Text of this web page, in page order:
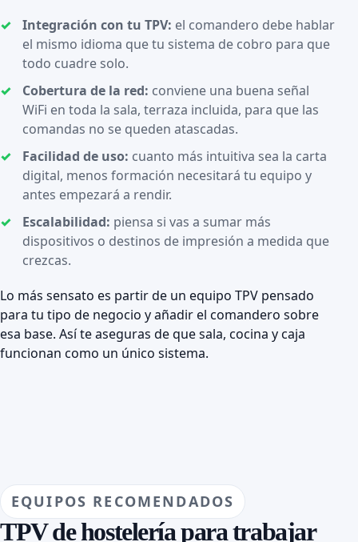
Integración con tu TPV: el comandero debe hablar
el mismo idioma que tu sistema de cobro para que
todo cuadre solo.
Cobertura de la red: conviene una buena señal
WiFi en toda la sala, terraza incluida, para que las
comandas no se queden atascadas.
Facilidad de uso: cuanto más intuitiva sea la carta
digital, menos formación necesitará tu equipo y
antes empezará a rendir.
Escalabilidad: piensa si vas a sumar más
dispositivos o destinos de impresión a medida que
crezcas.
Lo más sensato es partir de un equipo TPV pensado
para tu tipo de negocio y añadir el comandero sobre
esa base. Así te aseguras de que sala, cocina y caja
funcionan como un único sistema.
EQUIPOS RECOMENDADOS
TPV de hostelería para trabajar